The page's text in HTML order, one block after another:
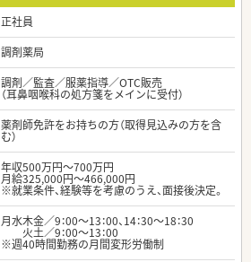
正社員
調剤薬局
調剤／監査／服薬指導／OTC販売
（耳鼻咽喉科の処方箋をメインに受付）
薬剤師免許をお持ちの方（取得見込みの方を含
む）
年収500万円～700万円
月給325,000円～466,000円
※就業条件、経験等を考慮のうえ、面接後決定。
月水木金／9：00～13：00、14：30～18：30
火土／9：00～13：00
※週40時間勤務の月間変形労働制